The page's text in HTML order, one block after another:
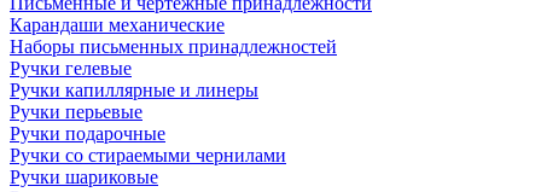
Карандаши механические
Наборы письменных принадлежностей
Ручки гелевые
Ручки капиллярные и линеры
Ручки перьевые
Ручки подарочные
Ручки со стираемыми чернилами
Ручки шариковые